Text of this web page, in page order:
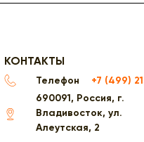
КОНТАКТЫ
Телефон
+7 (499)
690091, Россия, г.
Владивосток, ул.
Алеутская, 2